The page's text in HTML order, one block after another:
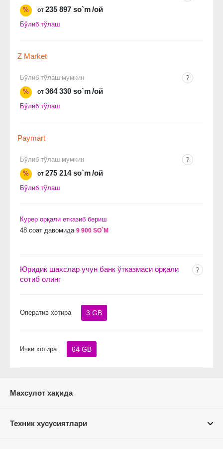
%
от 235 897 so`m/ой
Бўлиб тўлаш
Z Market
Бўлиб тўлаш мумкин
%
от 364 330 so`m/ой
Бўлиб тўлаш
Paymart
Бўлиб тўлаш мумкин
%
от 275 214 so`m/ой
Бўлиб тўлаш
Курер орқали етказиб бериш
48 соат давомида 9 900 SO`M
Юридик шахслар учун банк ўтказмаси орқали
сотиб олинг
Оператив хотира 3 GB
Ички хотира 64 GB
Махсулот хақида
Техник хусусиятлари